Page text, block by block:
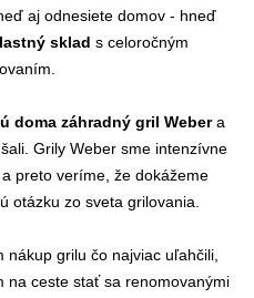
aj odnesiete domov - hneď
sklad s celoročným
doma záhradný gril Webera
Grily Weber sme intenzívne
preto veríme, že dokážeme
otázku zo sveta grilovania.
grilu čo najviac uľahčili,
na ceste stať sa renomovanými